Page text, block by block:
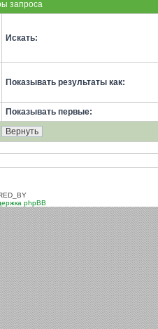
запроса
Искать:
Показывать результаты как:
Показывать первые:
phpBB